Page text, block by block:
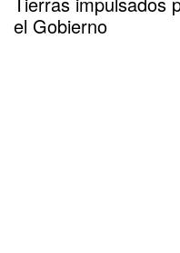
el Gobierno